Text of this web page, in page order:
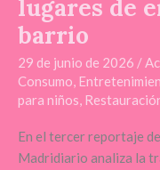
lugares de
barrio
29 de junio de 2026 /
Consumo,
para niños,
En el tercer reportaje de
Madridiario analiza la